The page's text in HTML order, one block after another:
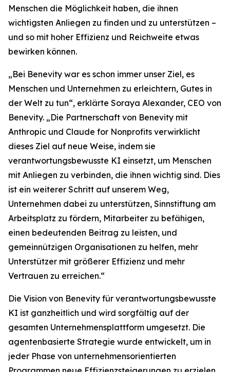
Menschen die Möglichkeit haben, die ihnen
wichtigsten Anliegen zu finden und zu unterstützen –
und so mit hoher Effizienz und Reichweite etwas
bewirken können.
„Bei Benevity war es schon immer unser Ziel, es
Menschen und Unternehmen zu erleichtern, Gutes in
der Welt zu tun“, erklärte Soraya Alexander, CEO von
Benevity. „Die Partnerschaft von Benevity mit
Anthropic und Claude for Nonprofits verwirklicht
dieses Ziel auf neue Weise, indem sie
verantwortungsbewusste KI einsetzt, um Menschen
mit Anliegen zu verbinden, die ihnen wichtig sind. Dies
ist ein weiterer Schritt auf unserem Weg,
Unternehmen dabei zu unterstützen, Sinnstiftung am
Arbeitsplatz zu fördern, Mitarbeiter zu befähigen,
einen bedeutenden Beitrag zu leisten, und
gemeinnützigen Organisationen zu helfen, mehr
Unterstützer mit größerer Effizienz und mehr
Vertrauen zu erreichen.“
Die Vision von Benevity für verantwortungsbewusste
KI ist ganzheitlich und wird sorgfältig auf der
gesamten Unternehmensplattform umgesetzt. Die
agentenbasierte Strategie wurde entwickelt, um in
jeder Phase von unternehmensorientierten